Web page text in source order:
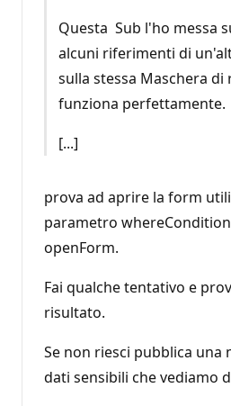
Questa Sub l'ho messa
alcuni riferimenti di
sulla stessa Maschera di
funziona perfettamente.
[...]
prova ad aprire la form
parametro
openForm.
Fai qualche tentativo e
risultato.
Se non riesci pubblica una
dati sensibili che vediamo